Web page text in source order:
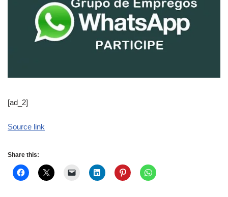
[ad_2]
Source link
Share this: